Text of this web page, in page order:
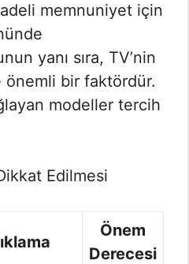
memnuniyet için
yanı sıra, TV’nin
bir faktördür.
modeller tercih
Edilmesi
Önem
Derecesi